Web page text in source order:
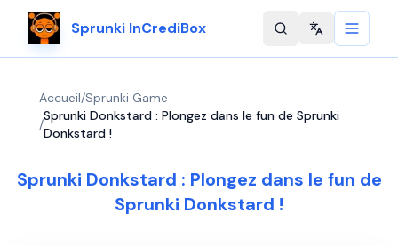
Sprunki InCrediBox Change
Accueil/Sprunki Game
/
Sprunki Donkstard : Plongez dans le fun de Sprunki
Donkstard !
Sprunki Donkstard : Plongez dans le fun de
Sprunki Donkstard !